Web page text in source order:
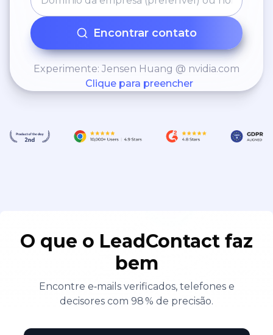
Encontrar contato
Experimente: Jensen Huang @ nvidia.com
Clique para preencher
O que o LeadContact faz
bem
Encontre e‑mails verificados, telefones e
decisores com 98 % de precisão.